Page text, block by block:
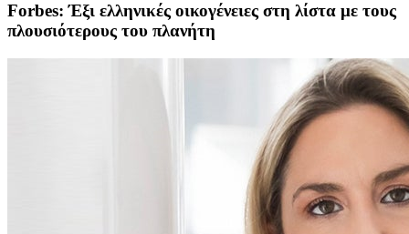
Forbes: Έξι ελληνικές οικογένειες στη λίστα με τους
πλουσιότερους του πλανήτη